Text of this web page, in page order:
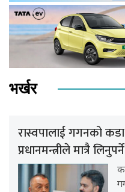
भर्खर
रास्वपालाई गगनको
प्रधानमन्त्रीले मात्रै